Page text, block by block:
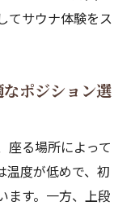
てサウナ体験をス
ポジション選
座る場所によって
温度が低めで、初
ます。一方、上段